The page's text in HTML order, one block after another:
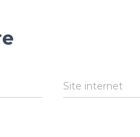
Site internet